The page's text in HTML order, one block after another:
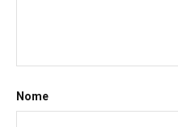
Nome